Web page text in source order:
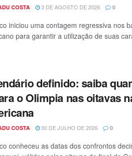
COSTA 3 DE AGOSTO DE 2026 0
iniciou uma contagem regressiva nos
para garantir a utilização de suas
definido: saiba
o Olimpia nas oitavas
COSTA 30 DE JULHO DE 2026 0
conheceu as datas dos confrontos